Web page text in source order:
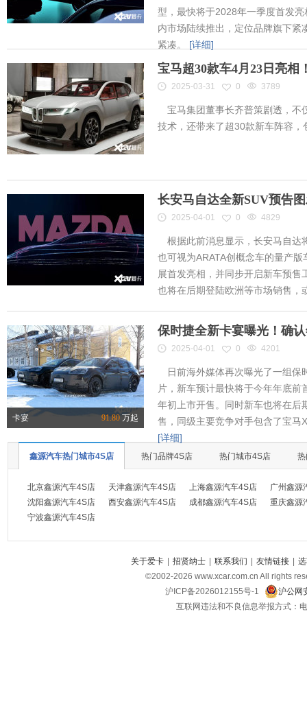
型，最快将于2028年一季度首发
内市场陆续推出，定位品牌旗下紧
紧凑。 [详细]
宝马超30款车4月23日亮
2025-03-31 0 3789
宝马集团董事长齐普策剧透，不
技术，还带来了超30款新车阵容
长安马自达全新SUV预告
2025-04-01 0 4829
根据此前消息显示，长安马自达
也可视为ARATA创概念车的量产
展首发亮相，并同步开启新车预售
也将在后期登陆欧洲等市场销售，
卡宴 91.80万起
保时捷全新卡宴曝光！确
2025-04-01 0 4201
日前海外媒体再次曝光了一组保
片，新车预计最快将于今年年底
年初上市开售。同时新车也将在后
售，同级主要竞争对手包含了宝马
[详细]
鑫源汽车热门城市4S店 热门品牌4S店 热门城市4S店
北京鑫源汽车4S店 天津鑫源汽车4S店 上海鑫源汽车4S店
广州鑫源
沈阳鑫源汽车4S店
西安鑫源汽车4S店 成都鑫源汽车4S店
重庆鑫源
宁波鑫源汽车4S店
关于爱卡 | 招贤纳士 | 联系我们 | 友情链接 |
©2002-2026 www.xcar.com.cn All rights
沪ICP备2026012155号-1
沪公网
互联网违法和不良信息举报方式：